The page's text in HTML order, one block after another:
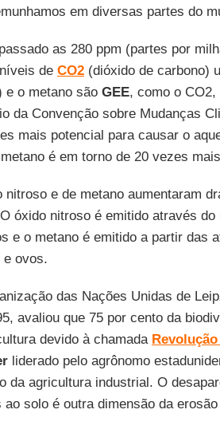
em diversas partes do
as 280 ppm (partes por
de CO2(dióxido de carbono)
e o metano são GEE, como o
da Convenção sobre Mudanças
mais potencial para causar o
é em torno de 20 vezes
e de metano aumentaram
óxido nitroso é emitido através
e o metano é emitido a partir das
e ovos.
das Nações Unidas de
avaliou que 75 por cento da
devido à chamada
liderado pelo agrônomo
da agricultura industrial. O
solo é outra dimensão da